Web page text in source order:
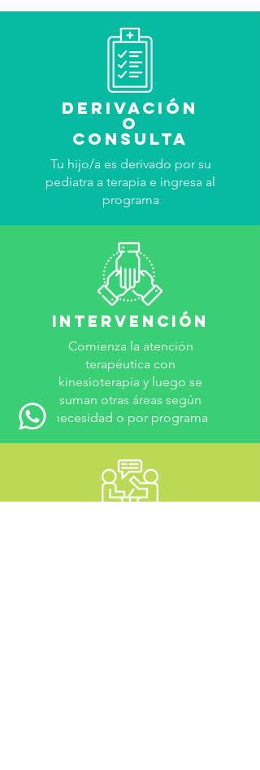
DERIVación
O
CONSULTA
Tu hijo/a es derivado por su
pediatra a terapia e ingresa al
programa
Intervención
Comienza la atención
terapéutica con
kinesioterapia y luego se
suman otras áreas según
necesidad o por programa